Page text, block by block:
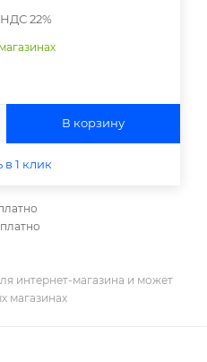
22%
В корзину
в 1 клик
интернет-магазина и может
магазинах